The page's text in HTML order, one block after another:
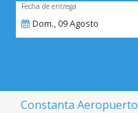
Fecha de entrega
Dom.,09Agosto
Constanta Aeropuerto